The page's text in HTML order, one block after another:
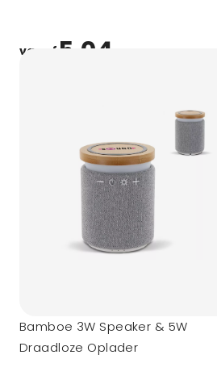
vanaf 5,04
Bamboe 3W Speaker & 5W
Draadloze Oplader